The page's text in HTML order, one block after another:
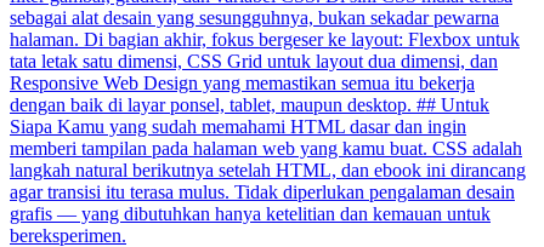
sebagai alat desain yang sesungguhnya, bukan sekadar pewarna
halaman. Di bagian akhir, fokus bergeser ke layout: Flexbox untuk
tata letak satu dimensi, CSS Grid untuk layout dua dimensi, dan
Responsive Web Design yang memastikan semua itu bekerja
dengan baik di layar ponsel, tablet, maupun desktop. ## Untuk
Siapa Kamu yang sudah memahami HTML dasar dan ingin
memberi tampilan pada halaman web yang kamu buat. CSS adalah
langkah natural berikutnya setelah HTML, dan ebook ini dirancang
agar transisi itu terasa mulus. Tidak diperlukan pengalaman desain
grafis — yang dibutuhkan hanya ketelitian dan kemauan untuk
bereksperimen.